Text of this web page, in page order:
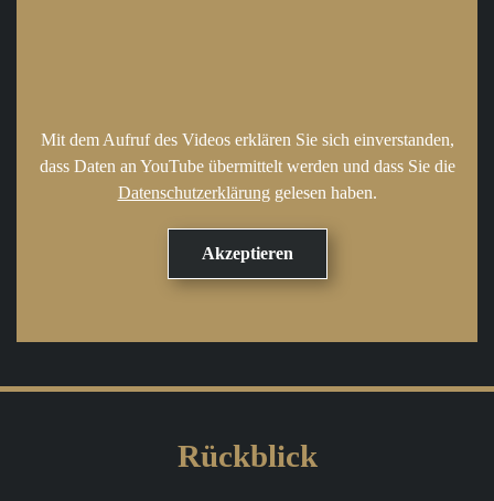
Mit dem Aufruf des Videos erklären Sie sich einverstanden,
dass Daten an YouTube übermittelt werden und dass Sie die
Datenschutzerklärung gelesen haben.
Rückblick